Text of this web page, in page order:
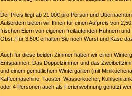
Der Preis liegt ab 21,00€ pro Person und
Außerdem bieten wir Ihnen für einen Aufpreis von
frischen Eiern von eigenen freilaufenden Hühnern
Obst. Für 3,50€ erhalten Sie noch Wurst und Käse
Auch für diese beiden Zimmer haben wir einen
Entspannen. Das Doppelzimmer und das
und einem gemütlichem Wintergarten (mit
Kaffeemaschine, Taoster, Wasserkocher,
oder 4 Personen auch als Ferienwohnung genutzt